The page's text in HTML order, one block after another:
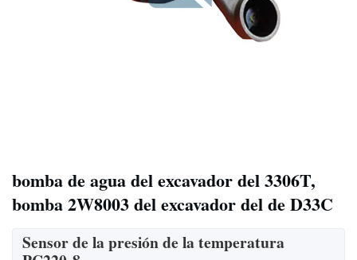
bomba de agua del excavador del 3306T,
bomba 2W8003 del excavador del de D33C
Sensor de la presión de la temperatura